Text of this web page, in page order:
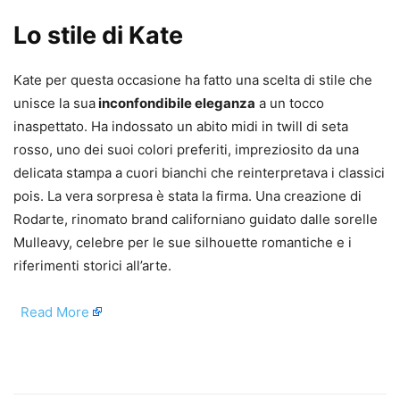
Lo stile di Kate
Kate per questa occasione ha fatto una scelta di stile che
unisce la suainconfondibile eleganza a un tocco
inaspettato. Ha indossato un abito midi in twill di seta
rosso, uno dei suoi colori preferiti, impreziosito da una
delicata stampa a cuori bianchi che reinterpretava i classici
pois. La vera sorpresa è stata la firma. Una creazione di
Rodarte, rinomato brand californiano guidato dalle sorelle
Mulleavy, celebre per le sue silhouette romantiche e i
riferimenti storici all’arte.
Read More